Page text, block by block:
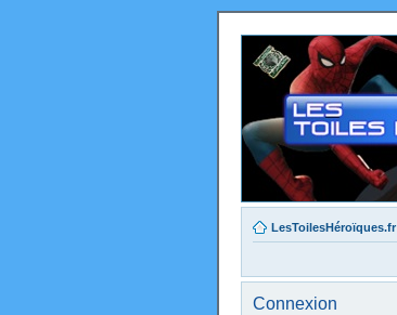
LesToilesHéroïques.fr
Connexion